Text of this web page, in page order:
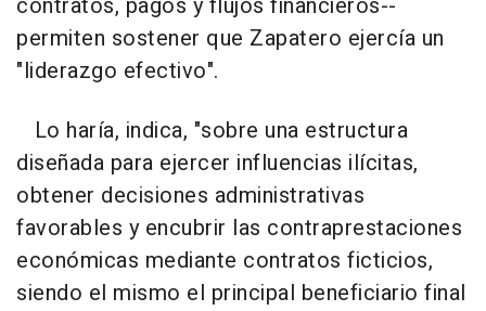
contratos, pagos y flujos financieros--
permiten sostener que Zapatero ejercía un
"liderazgo efectivo".
Lo haría, indica, "sobre una estructura
diseñada para ejercer influencias ilícitas,
obtener decisiones administrativas
favorables y encubrir las contraprestaciones
económicas mediante contratos ficticios,
siendo el mismo el principal beneficiario final